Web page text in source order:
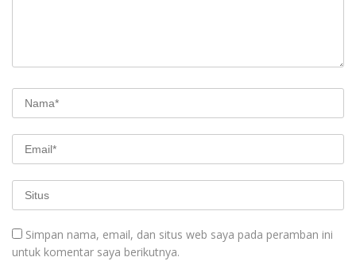
Simpan nama, email, dan situs web saya pada peramban ini
untuk komentar saya berikutnya.